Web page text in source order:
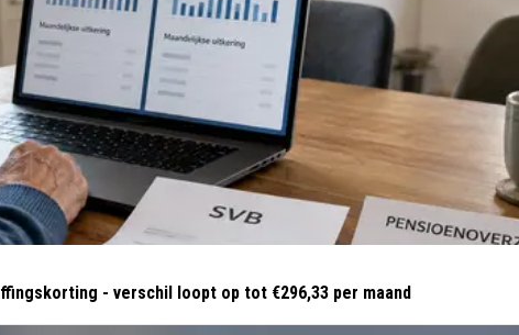
- verschil loopt op tot €296,33 per maand